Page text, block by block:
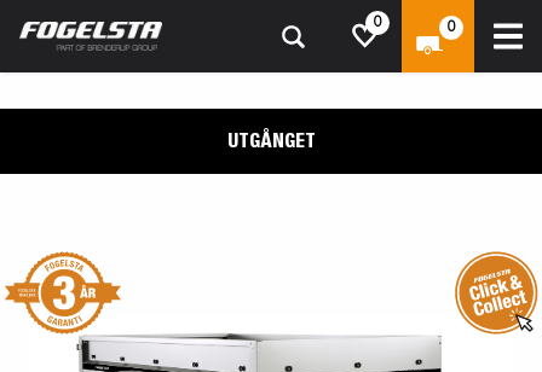
0 0
UTGÅNGET